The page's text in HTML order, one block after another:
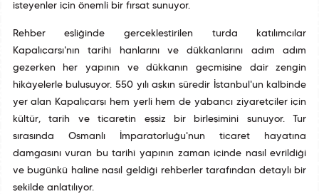
isteyenler için önemli bir fırsat sunuyor.
Rehber eşliğinde gerçekleştirilen turda katılımcılar
Kapalıçarşı'nın tarihî hanlarını ve dükkanlarını adım adım
gezerken her yapının ve dükkanın geçmişine dair zengin
hikâyelerle buluşuyor. 550 yılı aşkın süredir İstanbul'un kalbinde
yer alan Kapalıçarşı hem yerli hem de yabancı ziyaretçiler için
kültür, tarih ve ticaretin eşsiz bir birleşimini sunuyor. Tur
sırasında Osmanlı İmparatorluğu'nun ticaret hayatına
damgasını vuran bu tarihî yapının zaman içinde nasıl evrildiği
ve bugünkü haline nasıl geldiği rehberler tarafından detaylı bir
şekilde anlatılıyor.